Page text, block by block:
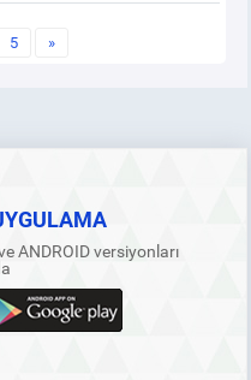
5 »
ANDROID versiyonları